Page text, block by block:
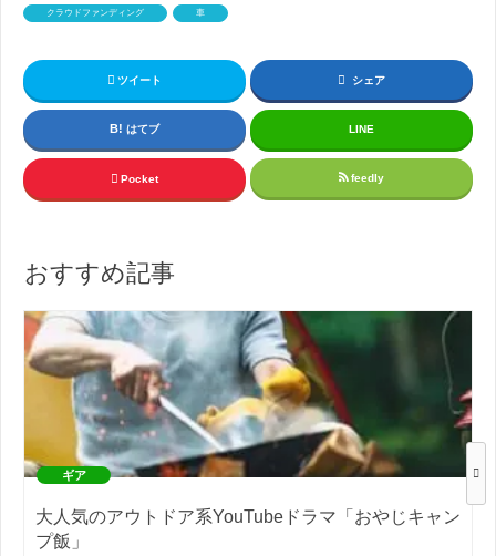
クラウドファンディング 車
ツイート シェア
はてブ LINE
Pocket feedly
おすすめ記事
ギア
大人気のアウトドア系YouTubeドラマ「おやじキャン
プ飯」